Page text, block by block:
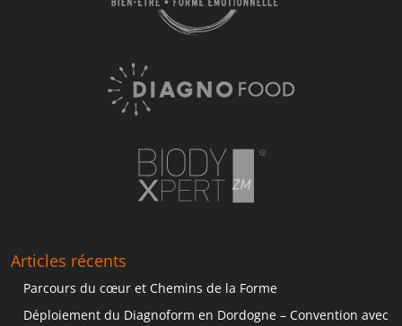
Articles récents
Parcours du cœur et Chemins de la Forme
Déploiement du Diagnoform en Dordogne – Convention avec